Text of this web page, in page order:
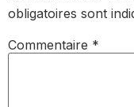
obligatoires sont
Commentaire *